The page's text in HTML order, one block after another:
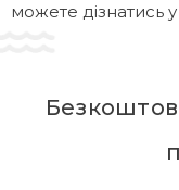
можете дізнатись